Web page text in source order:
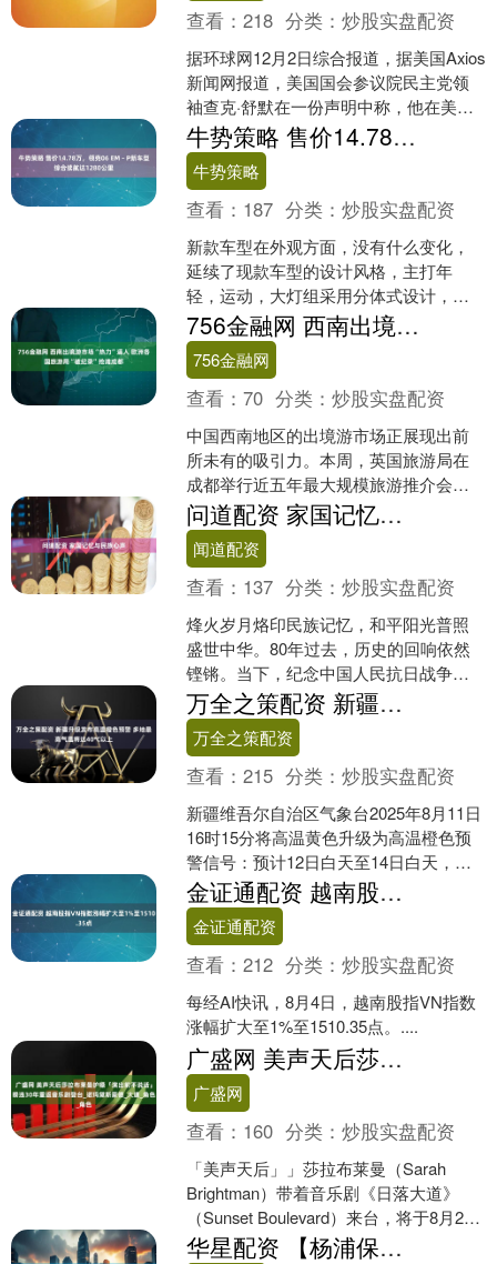
查看：218 分类：炒股实盘配资
据环球网12月2日综合报道，据美国Axios
新闻网报道，美国国会参议院民主党领
袖查克·舒默在一份声明中称，他在美国
纽约州的多个办公室12月1日收到炸弹威
胁。 舒....
牛势策略 售价14.78万，领克06 EM - P新车型综合续航达1280公里
牛势策略
查看： 187 分类：炒股实盘配资
新款车型在外观方面，没有什么变化，
延续了现款车型的设计风格，主打年
轻，运动，大灯组采用分体式设计，上
方为日间行车灯，保险杠两侧为大灯远
近光，自动大灯和自适应远近....
756金融网 西南出境游市场“热力”逼人 欧洲各国旅游局“破纪录”抢滩成都
756金融网
查看：70 分类：炒股实盘配资
中国西南地区的出境游市场正展现出前
所未有的吸引力。本周，英国旅游局在
成都举行近五年最大规模旅游推介会，
并预计明年赴英中国游客将大幅增长
28%。欧洲旅游委员会率领....
问道配资 家国记忆与民族心声
闻道配资
查看： 137 分类：炒股实盘配资
烽火岁月烙印民族记忆，和平阳光普照
盛世中华。80年过去，历史的回响依然
铿锵。当下，纪念中国人民抗日战争暨
世界反法西斯战争胜利80周年主题活动
在各地举办。每一幅庄....
万全之策配资 新疆升级发布高温橙色预警 多地最高气温将达40℃以上
万全之策配资
查看：215 分类：炒股实盘配资
新疆维吾尔自治区气象台2025年8月11日
16时15分将高温黄色升级为高温橙色预
警信号：预计12日白天至14日白天，南
疆盆地大部、吐鲁番市、哈密市和伊犁
河谷西部....
金证通配资 越南股指VN指数涨幅扩大至1%至1510.35点
金证通配资
查看：212 分类：炒股实盘配资
每经AI快讯，8月4日，越南股指VN指数
涨幅扩大至1%至1510.35点。....
广盛网 美声天后莎拉布莱曼护嗓「演出前不说话」 睽违30年重返音乐剧登台_诺玛黛斯蒙德_大道_角色
广盛网
查看： 160 分类：炒股实盘配资
「美声天后」」莎拉布莱曼（Sarah
Brightman）带着音乐剧《日落大道》
（Sunset Boulevard）来台，将于8月2日
至10日登上台北国家戏剧院....
华星配资 【杨浦保姆服务全攻略】价格透明+避坑指南！新手爸妈必看_Tips_住家_钟点工